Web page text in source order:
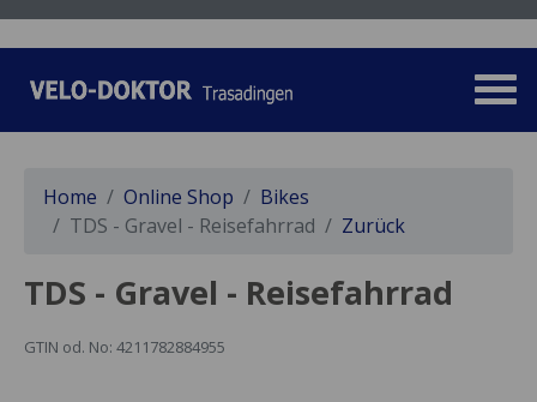
Home Online Shop
Bikes
TDS - Gravel - Reisefahrrad
Zurück
TDS - Gravel - Reisefahrrad
GTIN od. No: 4211782884955